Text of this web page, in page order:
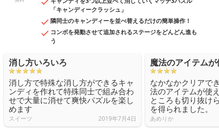
「キャンディークラッシュ」
隣同士のキャンディーを並べ替えるだけの簡単操作！
コンボを発動させて追加されるステージをどんどん進も
う
消し方いろいろ
消し方で特殊な消し方ができるキャ
ンディを作れて特殊同士で組み合わ
せで大量に消せて爽快パズルを楽し
めます
スイーツ 2019年7月4日
魔法のアイテムが
なかなかクリアで
法のアイテムが使
ところも切り抜け
を得られました。
あめりか